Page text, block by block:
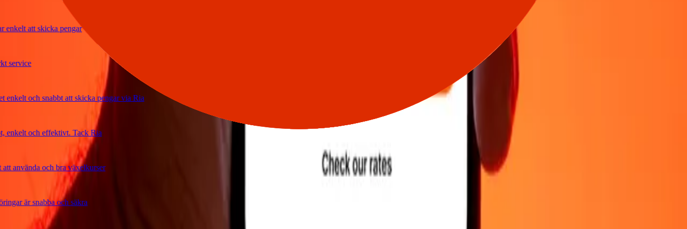
att skicka pengar
och snabbt att skicka pengar via Ria
och effektivt. Tack Ria
och bra växelkurser
är snabba och säkra